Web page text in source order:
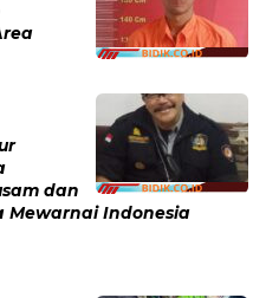
dan
Mewarnai Indonesia